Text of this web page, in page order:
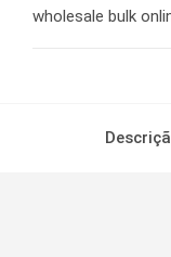
wholesale bulk